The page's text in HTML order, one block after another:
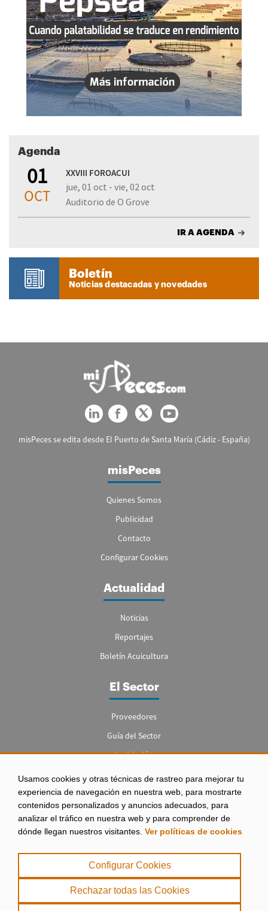
Usamos cookies y otras técnicas de rastreo para mejorar tu
experiencia de navegación en nuestra web, para mostrarte
contenidos personalizados y anuncios adecuados, para
analizar el tráfico en nuestra web y para comprender de
dónde llegan nuestros visitantes. Ver políticas de cookies
Configurar Cookies
Rechazar todas las Cookies
Agenda
01
OCT
XXVIII FOROACUI
jue, 01 oct - vie, 02 oct
Auditorio de O Grove
IR A AGENDA
Boletín
Noticias destacadas y novedades
misPeces se edita desde El Puerto de Santa María (Cádiz - España)
misPeces
Quienes Somos
Publicidad
Contacto
Configurar Cookies
Actualidad
Noticias
Reportajes
Boletín Acuicultura
El Sector
Proveedores
Guía del Sector
Legislación
Empleo
Aviso legal
|
Política de Privacidad
|